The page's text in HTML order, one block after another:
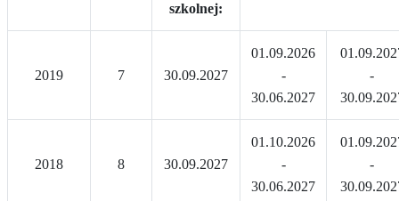
szkolnej:
2019 7 30.09.2027
01.09.2026
-
30.06.2027
-
2018 8 30.09.2027
01.10.2026
-
30.06.2027
-